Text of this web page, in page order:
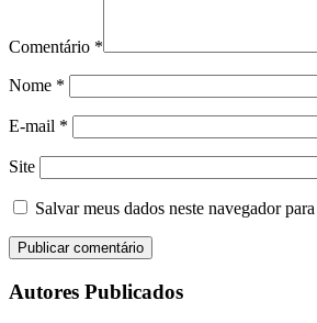
Comentário *
Nome *
E-mail *
Site
Salvar meus dados neste navegador
Autores Publicados